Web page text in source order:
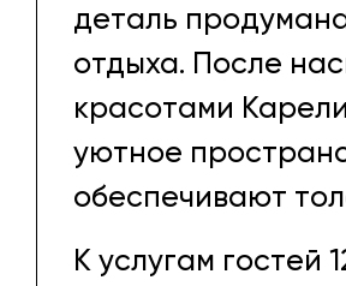
деталь
отдыха. После
красотами
уютное
обеспечивают
К услугам гостей